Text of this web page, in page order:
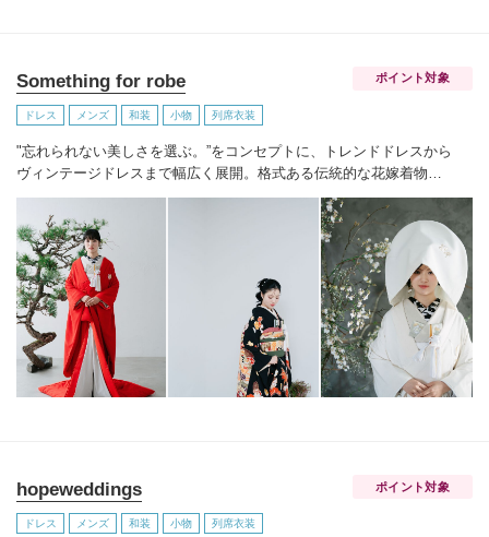
Something for robe ポイント対象
ドレス メンズ 和装 小物 列席衣装
"忘れられない美しさを選ぶ。”をコンセプトに、トレンドドレスから
ヴィンテージドレスまで幅広く展開。 格式ある伝統的な花嫁着物に
は、現代のエッセンスを少し加えた小物選びをご提案いたします。
フランス語でドレスを意味する「robe」に
私たちは特別な日を彩る１
着への想いを込めています。
hopeweddings ポイント対象
ドレス メンズ 和装 小物 列席衣装